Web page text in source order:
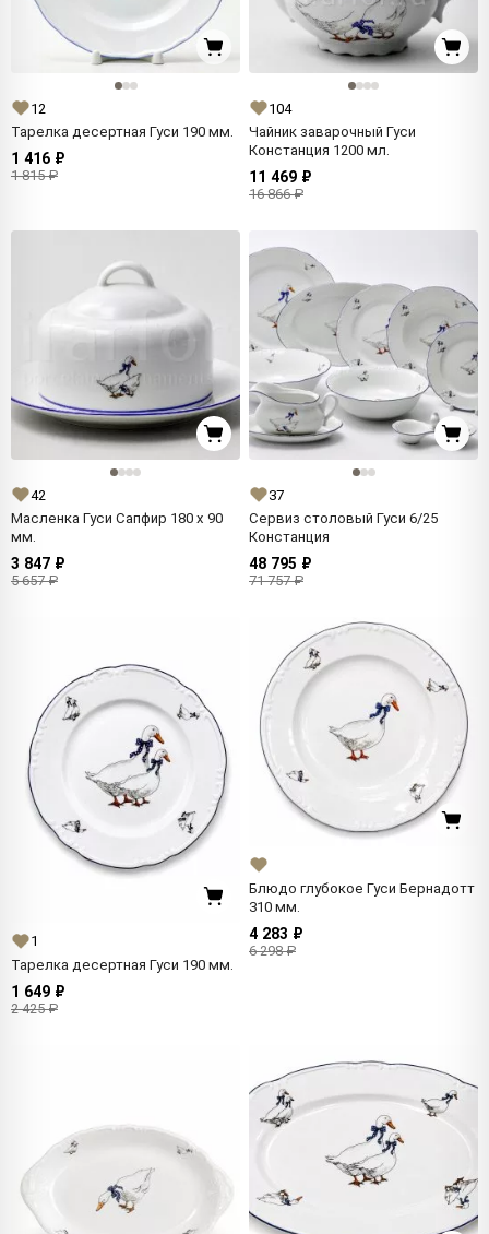
12
Тарелка десертная Гуси 190 мм.
1 416 ₽
1 815 ₽
104
Чайник заварочный Гуси
Констанция 1200 мл.
11 469 ₽
16 866 ₽
42
Масленка Гуси Сапфир 180 x 90
мм.
3 847 ₽
5 657 ₽
37
Сервиз столовый Гуси 6/25
Констанция
48 795 ₽
71 757 ₽
1
Тарелка десертная Гуси 190 мм.
1 649 ₽
2 425 ₽
Блюдо глубокое Гуси Бернадотт
310 мм.
4 283 ₽
6 298 ₽